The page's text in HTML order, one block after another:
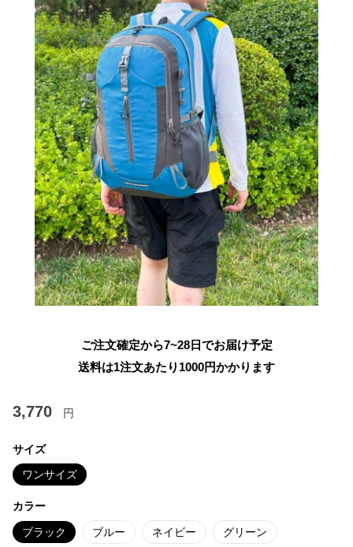
ご注文確定から7~28日でお届け予定
送料は1注文あたり 1000円かかります
3,770 円
サイズ
ワンサイズ
カラー
ブラック ブルー ネイビー グリーン